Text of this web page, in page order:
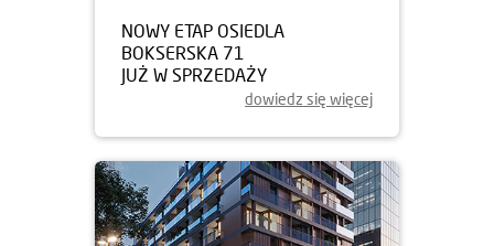
NOWY ETAP OSIEDLA
BOKSERSKA 71
JUŻ W SPRZEDAŻY
dowiedz się więcej